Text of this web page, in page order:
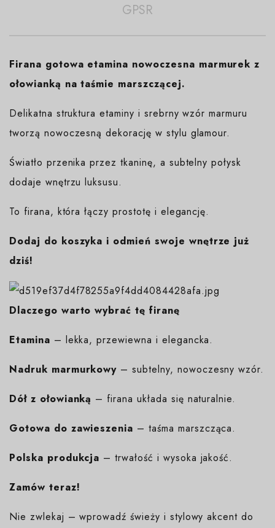
GPSR
Firana gotowa etamina nowoczesna marmurek z
ołowianką na taśmie marszczącej.
Delikatna struktura etaminy i srebrny wzór marmuru
tworzą nowoczesną dekorację w stylu glamour.
Światło przenika przez tkaninę, a subtelny połysk
dodaje wnętrzu luksusu.
To firana, która łączy prostotę i elegancję.
Dodaj do koszyka i odmień swoje wnętrze już
dziś!
Dlaczego warto wybrać tę firanę
Etamina – lekka, przewiewna i elegancka.
Nadruk marmurkowy – subtelny, nowoczesny wzór.
Dół z ołowianką – firana układa się naturalnie.
Gotowa do zawieszenia – taśma marszcząca.
Polska produkcja – trwałość i wysoka jakość.
Zamów teraz!
Nie zwlekaj – wprowadź świeży i stylowy akcent do